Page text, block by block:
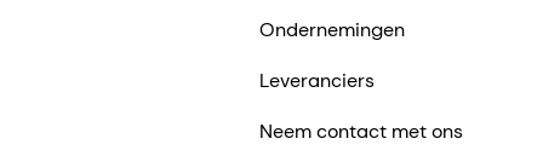
Ondernemingen
Leveranciers
Neem contact met ons